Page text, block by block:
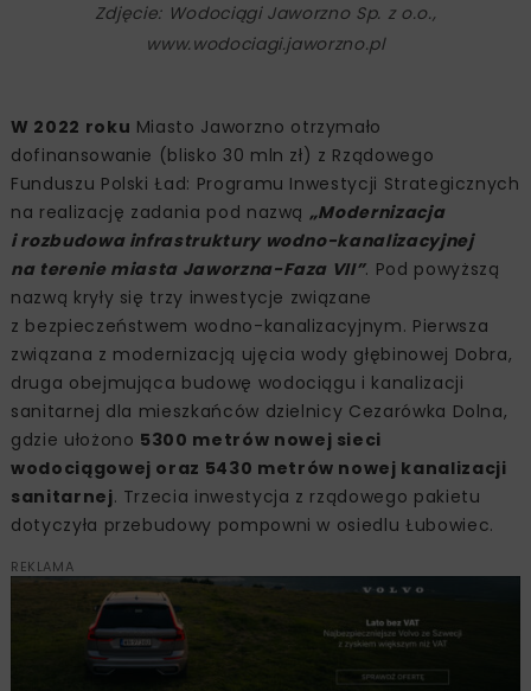
Zdjęcie: Wodociągi Jaworzno Sp. z o.o.,
www.wodociagi.jaworzno.pl
W 2022 roku Miasto Jaworzno otrzymało
dofinansowanie (blisko 30 mln zł) z Rządowego
Funduszu Polski Ład: Programu Inwestycji Strategicznych
na realizację zadania pod nazwą „Modernizacja
i rozbudowa infrastruktury wodno-kanalizacyjnej
na terenie miasta Jaworzna-Faza VII”. Pod powyższą
nazwą kryły się trzy inwestycje związane
z bezpieczeństwem wodno-kanalizacyjnym. Pierwsza
związana z modernizacją ujęcia wody głębinowej Dobra,
druga obejmująca budowę wodociągu i kanalizacji
sanitarnej dla mieszkańców dzielnicy Cezarówka Dolna,
gdzie ułożono 5300 metrów nowej sieci
wodociągowej oraz 5430 metrów nowej kanalizacji
sanitarnej. Trzecia inwestycja z rządowego pakietu
dotyczyła przebudowy pompowni w osiedlu Łubowiec.
REKLAMA